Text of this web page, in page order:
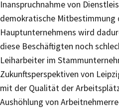
Inanspruchnahme von
demokratische
Hauptunternehmens wird
diese Beschäftigten noch
Leiharbeiter im
Zukunftsperspektiven von
mit der Qualität der
Aushöhlung von